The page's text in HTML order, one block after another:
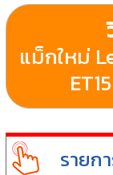
แม็กใหม่
รายก